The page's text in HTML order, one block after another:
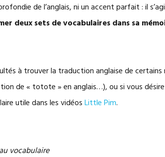
de l’anglais, ni un accent parfait : il
deux sets de vocabulaires dans sa
à trouver la traduction anglaise de
de « totote » en anglais…), ou si vous
utile dans les vidéosLittle Pim.
vocabulaire